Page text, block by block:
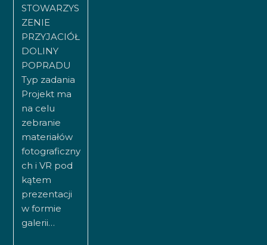
STOWARZYS
ZENIE
PRZYJACIÓŁ
DOLINY
POPRADU
Typ zadania
Projekt ma
na celu
zebranie
materiałów
fotograficzny
ch i VR pod
kątem
prezentacji
w formie
galerii…